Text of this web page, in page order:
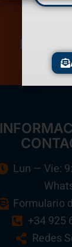
Lun — Vie:
Formulario
+34 925
Redes